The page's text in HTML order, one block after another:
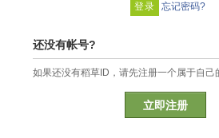
忘记密码?
还没有帐号?
如果还没有稻草ID，请先注册一个属于自己
立即注册